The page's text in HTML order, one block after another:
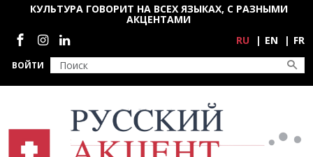
Перейти к основному содержанию
ВОЙТИ
КУЛЬТУРА ГОВОРИТ НА ВСЕХ ЯЗЫКАХ, С РАЗНЫМИ
АКЦЕНТАМИ
Социальные сети
RU EN FR